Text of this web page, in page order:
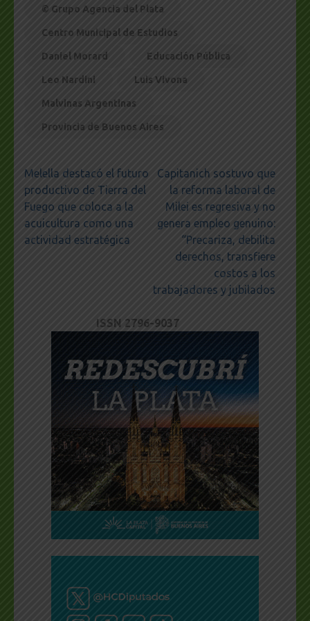
© Grupo Agencia del Plata
Centro Municipal de Estudios
Daniel Morard Educación Pública
Leo Nardini Luis Vivona
Malvinas Argentinas
Provincia de Buenos Aires
Navegación
de
entradas
Melella destacó el futuro
productivo de Tierra del
Fuego que coloca a la
acuicultura como una
actividad estratégica
Capitanich sostuvo que
la reforma laboral de
Milei es regresiva y no
genera empleo genuino:
“Precariza, debilita
derechos, transfiere
costos a los
trabajadores y jubilados
ISSN 2796-9037